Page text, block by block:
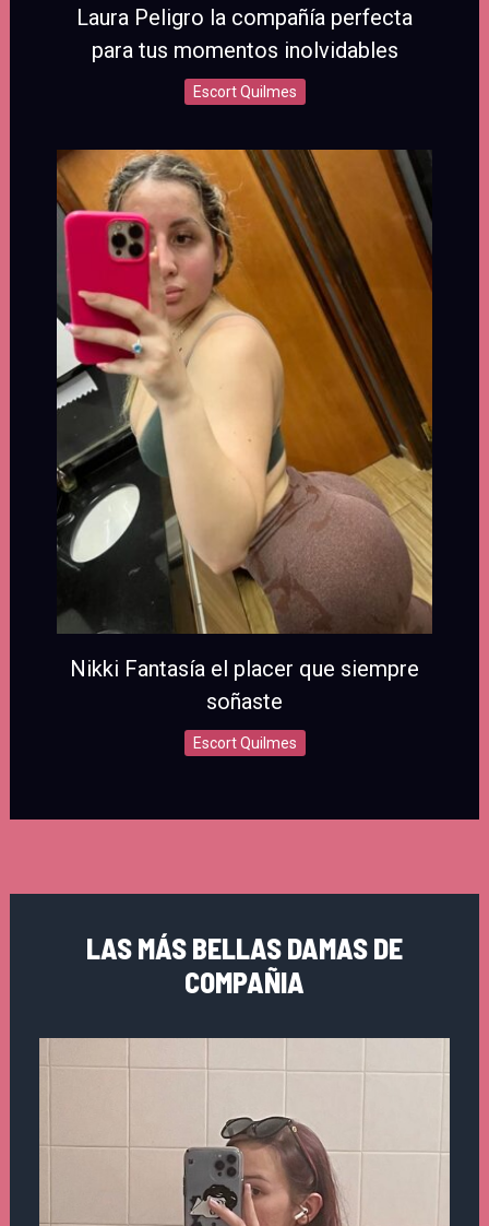
Laura Peligro la compañía perfecta
para tus momentos inolvidables
Escort Quilmes
Nikki Fantasía el placer que siempre
soñaste
Escort Quilmes
LAS MÁS BELLAS DAMAS DE
COMPAÑIA